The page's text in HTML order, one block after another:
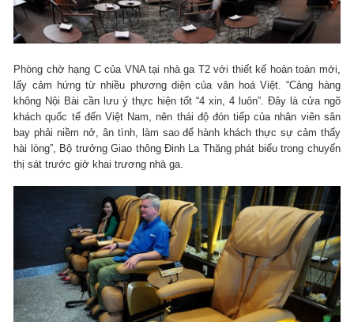
Phòng chờ hạng C của VNA tại nhà ga T2 với thiết kế hoàn toàn mới,
lấy cảm hứng từ nhiều phương diện của văn hoá Việt. “Cảng hàng
không Nội Bài cần lưu ý thực hiện tốt “4 xin, 4 luôn”. Đây là cửa ngõ
khách quốc tế đến Việt Nam, nên thái độ đón tiếp của nhân viên sân
bay phải niềm nở, ân tình, làm sao để hành khách thực sự cảm thấy
hài lòng”, Bộ trưởng Giao thông Đinh La Thăng phát biểu trong chuyến
thị sát trước giờ khai trương nhà ga.